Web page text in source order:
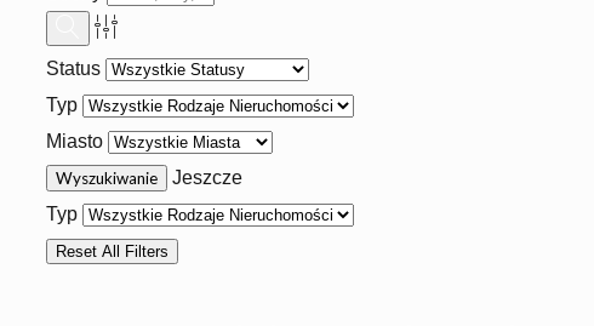
Status
Typ
Miasto
Jeszcze
Typ
Reset All Filters